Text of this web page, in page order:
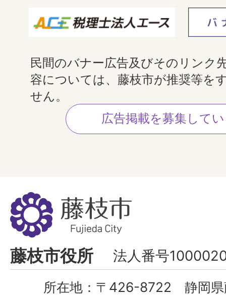
民間のバナー広告及びそのリンク
容については、藤枝市が推奨等を
せん。
広告掲載を募集して
藤
枝
市
Fujieda
City
藤枝市役所 法人番号
所在地： 〒426-8722 静岡県